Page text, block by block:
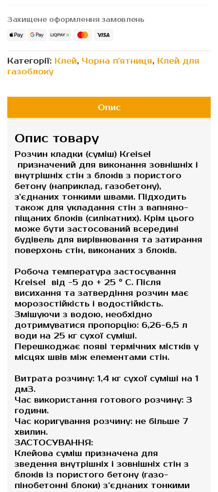
Захищене оформлення замовлень
Категорії: Клей, Чорна п'ятниця, Клей для
газоблоку
Опис
Опис товару
Розчин кладки (суміш) Kreisel
призначений для виконання зовнішніх і
внутрішніх стін з блоків з пористого
бетону (наприклад, газобетону),
з'єднаних тонкими швами. Підходить
також для укладання стін з вапняно-
піщаних блоків (силікатних). Крім цього
може бути застосований всередині
будівель для вирівнювання та затирання
поверхонь стін, виконаних з блоків.
Робоча температура застосування
Kreisel від -5 до + 25 ° С. Після
висихання та затвердіння розчин має
морозостійкість і водостійкість.
Змішуючи з водою, необхідно
дотримуватися пропорцію: 6,26-6,5 л
води на 25 кг сухої суміші.
Перешкоджає появі термічних містків у
місцях швів між елементами стін.
Витрата розчину: 1,4 кг сухої суміші на 1
дм3.
Час використання готового розчину: 3
години.
Час коригування розчину: не більше 7
хвилин.
ЗАСТОСУВАННЯ:
Клейова суміш призначена для
зведення внутрішніх і зовнішніх стін з
блоків із пористого бетону (газо-
пінобетонні блоки) з’єднаних тонкими